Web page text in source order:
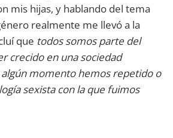
mis hijas, y hablando del tema
realmente me llevó a la
que todos somos parte del
crecido en una sociedad
momento hemos repetido o
sexista con la que fuimos